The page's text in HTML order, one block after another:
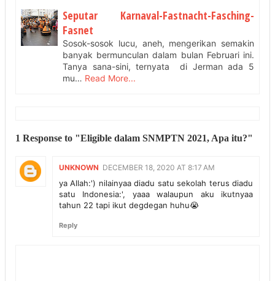
Seputar Karnaval-Fastnacht-Fasching-
Fasnet
Sosok-sosok lucu, aneh, mengerikan semakin
banyak bermunculan dalam bulan Februari ini.
Tanya sana-sini, ternyata di Jerman ada 5
mu… Read More...
1 Response to "Eligible dalam SNMPTN 2021, Apa itu?"
UNKNOWN DECEMBER 18, 2020 AT 8:17 AM
ya Allah:') nilainyaa diadu satu sekolah terus diadu
satu Indonesia:', yaaa walaupun aku ikutnyaa
tahun 22 tapi ikut degdegan huhu😭
Reply